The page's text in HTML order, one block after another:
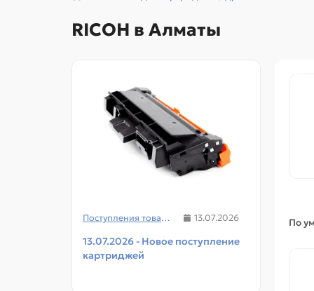
RICOH в Алматы
Поступления товаров 13.07.2026
13.07.2026 - Новое поступление
картриджей
По